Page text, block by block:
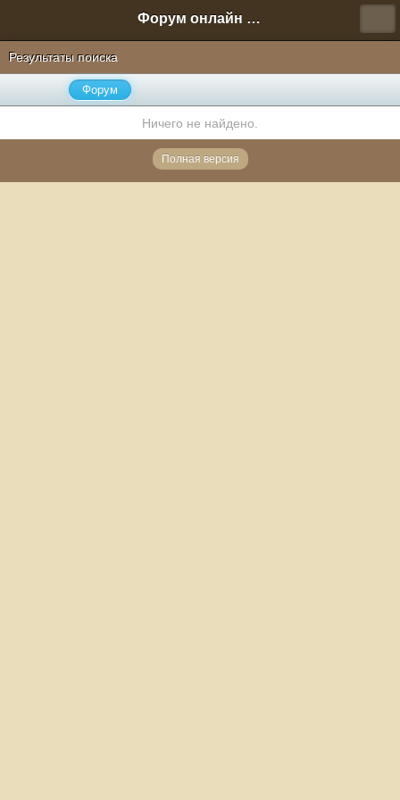
Форум онлайн игры "Новая Эра" (Нюра Биз)
Результаты поиска
Форум
Ничего не найдено.
Полная версия